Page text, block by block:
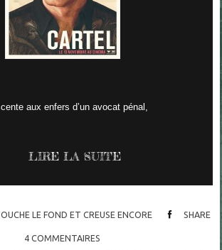
aux enfers d’un avocat pénal,
LIRE LA SUITE
LE FOND ET CREUSE ENCORE SHARE
4 COMMENTAIRES